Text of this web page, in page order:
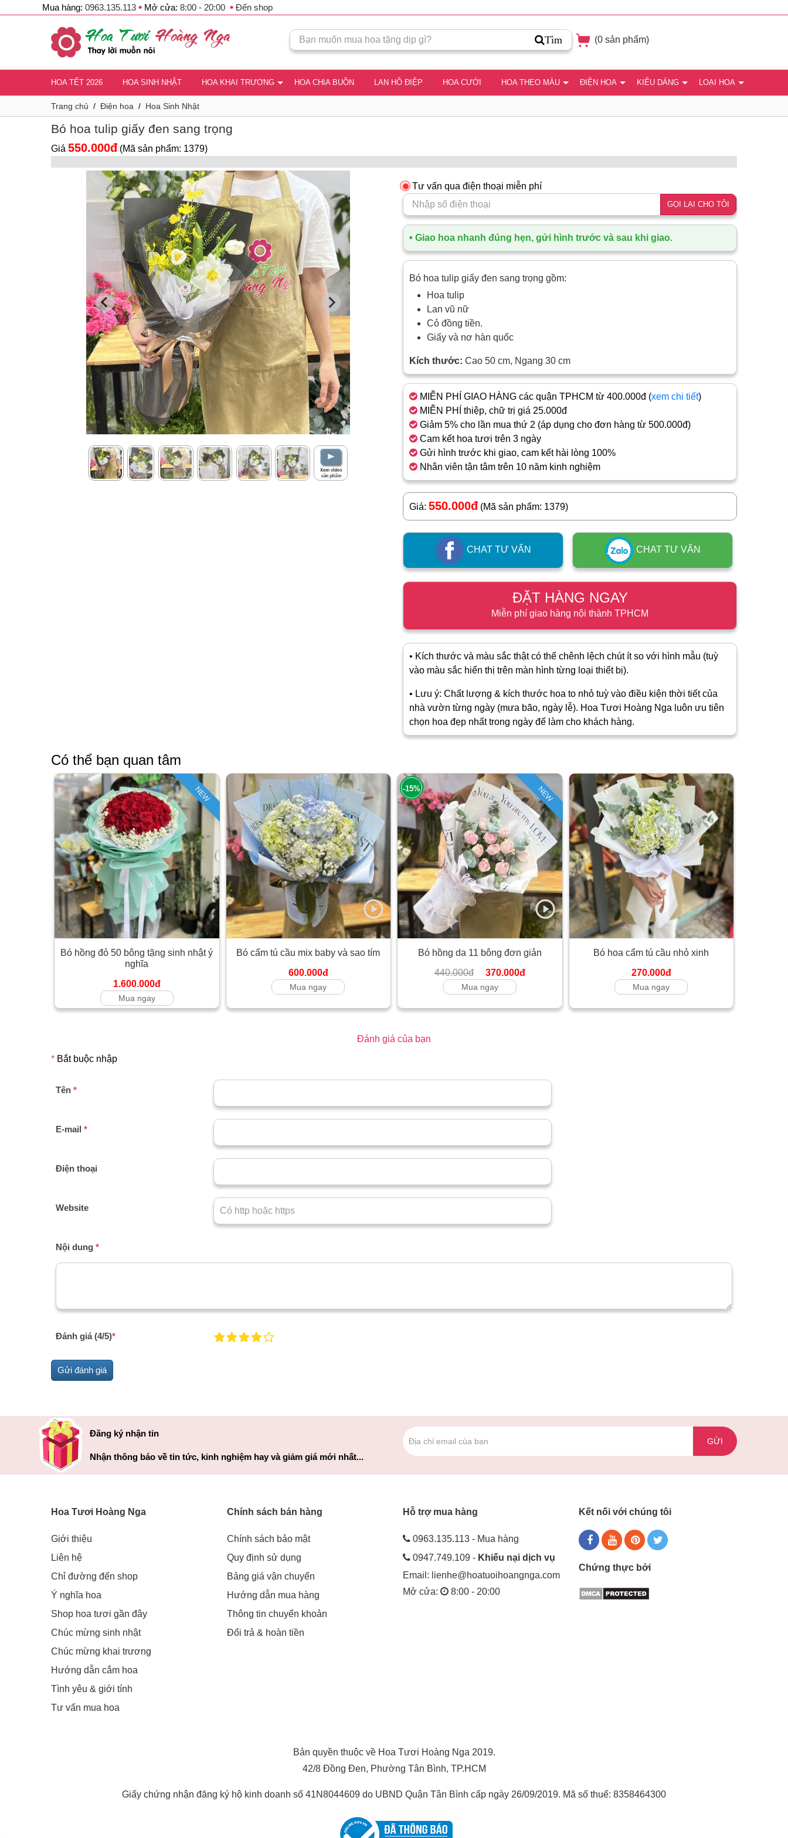
Mua hàng: 0963.135.113 • Mở cửa: 8:00 - 20:00 • Đến shop
Tìm (0 sản phẩm)
HOA TẾT 2026 HOA SINH NHẬT HOA KHAI TRƯƠNG HOA CHIA BUỒN LAN HỒ ĐIỆP HOA CƯỚI HOA THEO MÀU ĐIỆN HOA KIỂU DÁNG LOẠI HOA
Trang chủ / Điện hoa / Hoa Sinh Nhật
Bó hoa tulip giấy đen sang trọng
Giá 550.000đ (Mã sản phẩm: 1379)
Tư vấn qua điện thoại miễn phí
GỌI LẠI CHO TÔI
• Giao hoa nhanh đúng hẹn, gửi hình trước và sau khi giao.
Bó hoa tulip giấy đen sang trọng gồm:
Hoa tulip
Lan vũ nữ
Cỏ đồng tiền.
Giấy và nơ hàn quốc
Kích thước: Cao 50 cm, Ngang 30 cm
MIỄN PHÍ GIAO HÀNG các quận TPHCM từ 400.000đ (xem chi tiết)
MIỄN PHÍ thiệp, chữ trị giá 25.000đ
Giảm 5% cho lần mua thứ 2 (áp dụng cho đơn hàng từ 500.000đ)
Cam kết hoa tươi trên 3 ngày
Gửi hình trước khi giao, cam kết hài lòng 100%
Nhân viên tận tâm trên 10 năm kinh nghiệm
Giá: 550.000đ (Mã sản phẩm: 1379)
CHAT TƯ VẤN CHAT TƯ VẤN
ĐẶT HÀNG NGAY
Miễn phí giao hàng nội thành TPHCM
• Kích thước và màu sắc thật có thể chênh lệch chút ít so với hình mẫu (tuỳ
vào màu sắc hiển thị trên màn hình từng loại thiết bị).
• Lưu ý: Chất lượng & kích thước hoa to nhỏ tuỳ vào điều kiện thời tiết của
nhà vườn từng ngày (mưa bão, ngày lễ). Hoa Tươi Hoàng Nga luôn ưu tiên
chọn hoa đẹp nhất trong ngày để làm cho khách hàng.
Có thể bạn quan tâm
NEW
Bó hồng đỏ 50 bông tặng sinh nhật ý
nghĩa
1.600.000đ
Mua ngay
Bó cẩm tú cầu mix baby và sao tím
600.000đ
Mua ngay
NEW
-15%
Bó hồng da 11 bông đơn giản
440.000đ
370.000đ
Mua ngay
Bó hoa cẩm tú cầu nhỏ xinh
270.000đ
Mua ngay
Đánh giá của bạn
* Bắt buộc nhập
Tên *
E-mail *
Điện thoại
Website
Nội dung *
Đánh giá (4/5)*
Đăng ký nhận tin
Nhận thông báo về tin tức, kinh nghiệm hay và giảm giá mới nhất...
GỬI
Hoa Tươi Hoàng Nga
Giới thiệu
Liên hệ
Chỉ đường đến shop
Ý nghĩa hoa
Shop hoa tươi gần đây
Chúc mừng sinh nhật
Chúc mừng khai trương
Hướng dẫn cắm hoa
Tình yêu & giới tính
Tư vấn mua hoa
Chính sách bán hàng
Chính sách bảo mật
Quy định sử dụng
Bảng giá vận chuyển
Hướng dẫn mua hàng
Thông tin chuyển khoản
Đổi trả & hoàn tiền
Hỗ trợ mua hàng
0963.135.113 - Mua hàng
0947.749.109 - Khiếu nại dịch vụ
Email: lienhe@hoatuoihoangnga.com
Mở cửa:
8:00 - 20:00
Kết nối với chúng tôi
Chứng thực bởi
Bản quyền thuộc về Hoa Tươi Hoàng Nga 2019.
42/8 Đồng Đen, Phường Tân Bình, TP.HCM
Giấy chứng nhận đăng ký hộ kinh doanh số 41N8044609 do UBND Quận Tân Bình cấp ngày 26/09/2019. Mã số thuế: 8358464300